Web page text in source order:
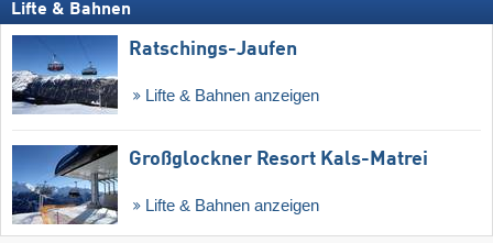
Lifte & Bahnen
Ratschings-Jaufen
Lifte & Bahnen anzeigen
Großglockner Resort Kals-Matrei
Lifte & Bahnen anzeigen